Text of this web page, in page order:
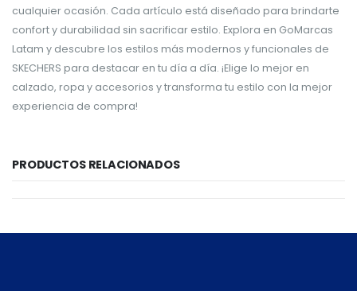
cualquier ocasión. Cada artículo está diseñado para brindarte
confort y durabilidad sin sacrificar estilo. Explora en GoMarcas
Latam y descubre los estilos más modernos y funcionales de
SKECHERS para destacar en tu día a día. ¡Elige lo mejor en
calzado, ropa y accesorios y transforma tu estilo con la mejor
experiencia de compra!
PRODUCTOS RELACIONADOS